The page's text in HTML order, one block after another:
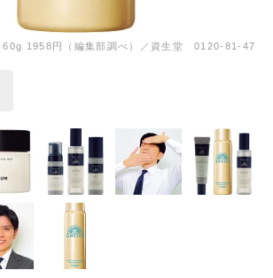
60g 1958円（編集部調べ）／資生堂 0120-81-47